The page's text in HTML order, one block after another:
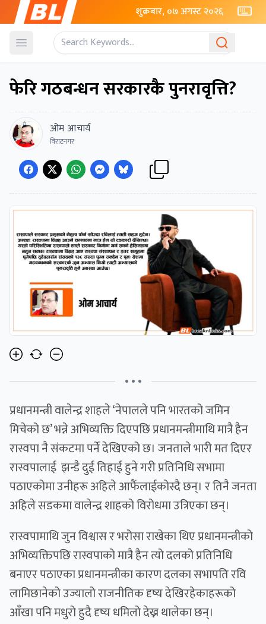
शुक्रबार, ०७ अगस्ट २०२६
Open menu
फेरि गठबन्धन सरकारकै पुनरावृत्ति?
ओम आचार्य
विराटनगर
• • •
प्रधानमन्त्री वालेन्द्र शाहले ‘नेपालले पनि भारतको जमिन
मिचेको छ’ भन्ने अभिव्यक्ति दिएपछि प्रधानमन्त्रीमाथि मात्रै हैन
रास्वपा नै संकटमा पर्ने देखिएको छ। जनताले भारी मत दिएर
रास्वपालाई झन्डै दुई तिहाई हुने गरी प्रतिनिधि सभामा
पठाएकोमा उनीहरू अहिले आफैंलाईकोस्दै छन्। र तिनै जनता
अहिले सडकमा वालेन्द्र शाहको विरोधमा उत्रिएका छन्।
रास्वपामाथि जुन विश्वास र भरोसा राखेका थिए प्रधानमन्त्रीको
अभिव्यक्तिपछि रास्वपाको मात्रै हैन त्यो दलको प्रतिनिधि
बनाएर पठाएका प्रधानमन्त्रीका कारण दलका सभापति रवि
लामिछानेको उज्यालो राजनीतिक दृष्य देखिरहेकाहरूको
आँखा पनि मधुरो हुदै दृष्य धमिलो देख्न थालेका छन्।